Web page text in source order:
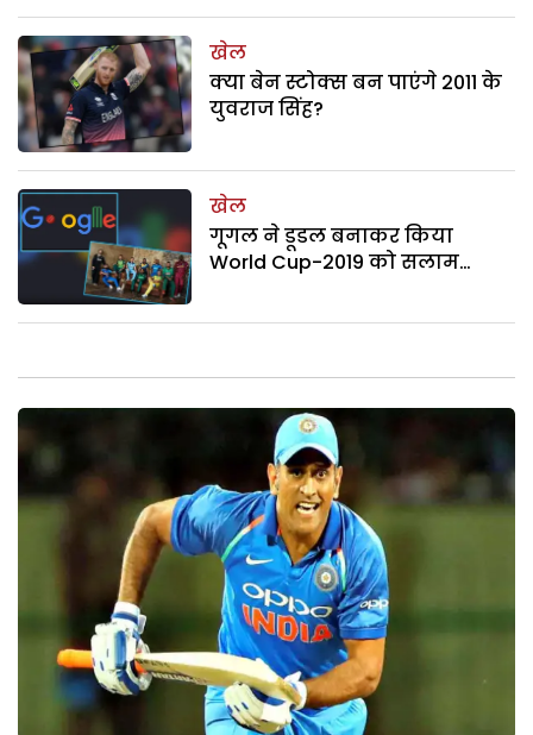
खेल
क्या बेन स्टोक्स बन पाएंगे 2011 के
युवराज सिंह?
खेल
गूगल ने डूडल बनाकर किया
World Cup-2019 को सलाम…